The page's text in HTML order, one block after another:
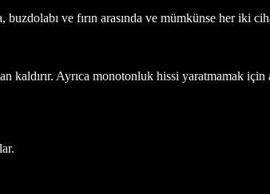
ve fırın arasında ve mümkünse her iki
kaldırır. Ayrıca monotonluk hissi yaratmamak